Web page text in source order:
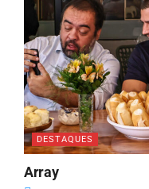
DESTAQUES
Array